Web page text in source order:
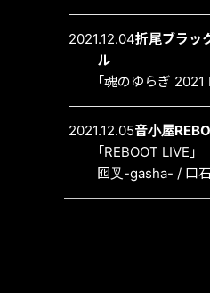
2021.12.04折尾ブラッ
ル
「魂のゆらぎ 2021
2021.12.05音小屋
「REBOOT LIVE」
囮叉-gasha- / 口